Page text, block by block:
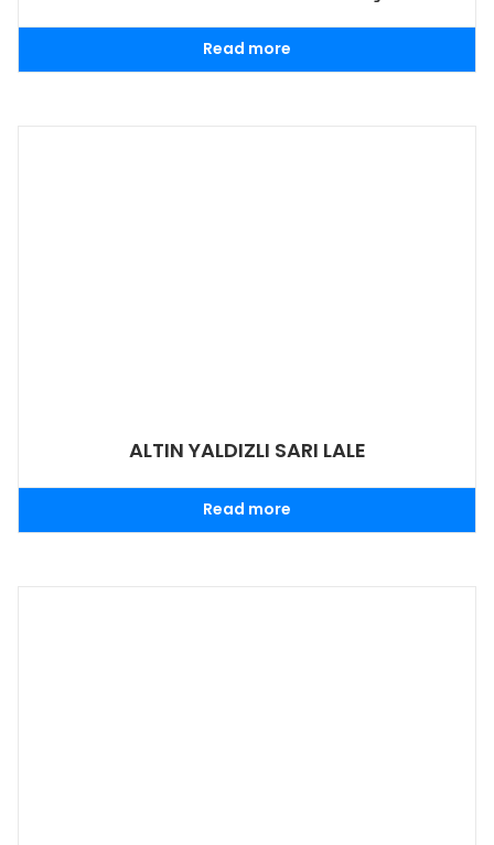
Read more
ALTIN YALDIZLI SARI LALE
Read more